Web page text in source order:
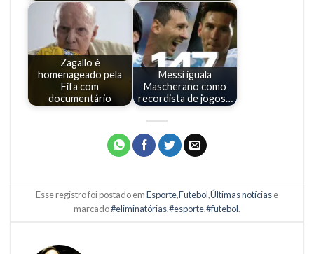
Zagallo é
homenageado pela
Fifa com
documentário
Messi iguala
Mascherano como
recordista de jogos…
Esse registro foi postado emEsporte,Futebol,Últimas notíciase
marcado#eliminatórias,#esporte,#futebol.